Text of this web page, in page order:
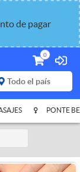
de pagar
0
PONTE